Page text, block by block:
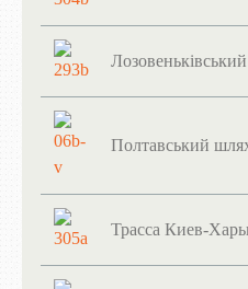
Полтавський
Трасса Киев-